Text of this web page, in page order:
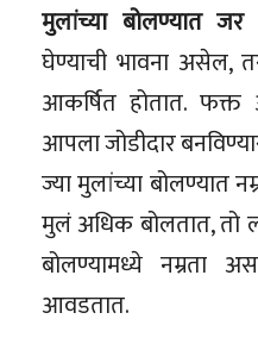
मुलांच्या बोलण्यात जर
घेण्याची भावना असेल,
आकर्षित होतात. फक्त
आपला जोडीदार
ज्या मुलांच्या बोलण्यात
मुलं अधिक बोलतात, तो
बोलण्यामध्ये नम्रता
आवडतात.